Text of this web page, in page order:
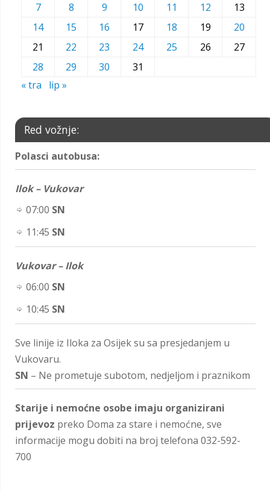
7
8 9 10 11 12
13
14
15 16 17 18 19
20
21
22 23 24 25 26
27
28
29 30
31
« tra
lip »
Red vožnje:
Polasci autobusa:
Ilok – Vukovar
07:00 SN
11:45 SN
Vukovar – Ilok
06:00 SN
10:45 SN
Sve linije iz Iloka za Osijek su sa presjedanjem u
Vukovaru.
SN – Ne prometuje subotom, nedjeljom i praznikom
Starije i nemoćne osobe imaju organizirani
prijevoz preko Doma za stare i nemoćne, sve
informacije mogu dobiti na broj telefona 032-592-
700